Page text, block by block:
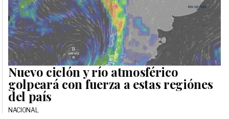
Nuevo ciclón y río atmosférico
golpeará con fuerza a estas regiónes
del país
NACIONAL